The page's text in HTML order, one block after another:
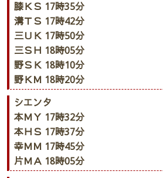
膝ＫＳ 17時35分
溝ＴＳ 17時42分
三ＵＫ 17時50分
三ＳＨ 18時05分
野ＳＫ 18時10分
野ＫＭ 18時20分
シエンタ
本ＭＹ 17時32分
本ＨＳ 17時37分
幸ＭＭ 17時45分
片ＭＡ 18時05分